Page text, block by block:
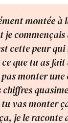
montée à
cette peur
que tu as fait
monter une
tu vas monter
je le raconte